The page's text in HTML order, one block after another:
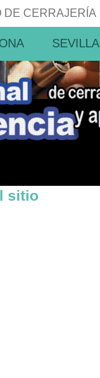
DE CERRAJERÍA
SEVILLA
sitio